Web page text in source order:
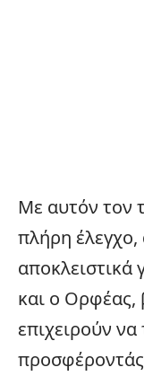
Με αυτόν τον
πλήρη
αποκλειστικά
και ο Ορφέας,
επιχειρούν
προσφέροντάς